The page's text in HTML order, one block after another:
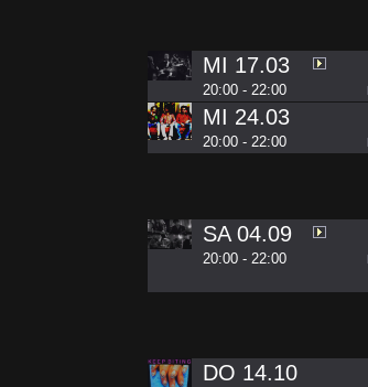
MI 17.03
20:00 - 22:00
MI 24.03
20:00 - 22:00
SA 04.09
20:00 - 22:00
DO 14.10